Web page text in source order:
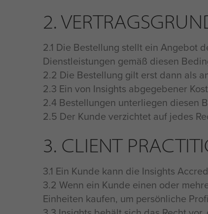
2.
2.1 Die Bestellung stellt ein Angebot
Dienstleistungen gemäß diesen
2.2 Die Bestellung gilt erst dann als
2.3 Ein von Insights abgegebener
2.4 Bestellungen unterliegen diesen
2.5 Der Kunde verzichtet auf jedes
3. CLIENT
3.1 Ein Kunde kann die Insights
3.2 Wenn ein Kunde einen oder
Einheiten kaufen, um persönliche